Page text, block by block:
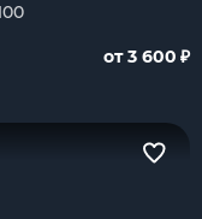
от 3 600 ₽